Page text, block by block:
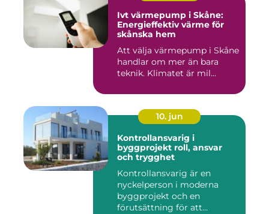
Ivt värmepump i Skåne:
Energieffektiv värme för
skånska hem
Att välja värmepump i Skåne
handlar om mer än bara
teknik. Klimatet är mil...
10. jun
Kontrollansvarig i
byggprojekt roll, ansvar
och trygghet
Kontrollansvarig är en
nyckelperson i moderna
byggprojekt och en
förutsättning för att